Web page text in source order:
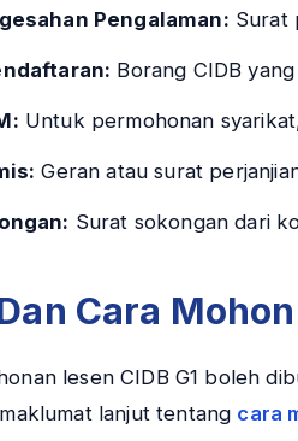
Pengalaman: Surat
Borang CIDB
Untuk permohonan
Geran atau surat
Surat sokongan dari
Cara
lesen CIDB G1 boleh
lanjut tentang cara